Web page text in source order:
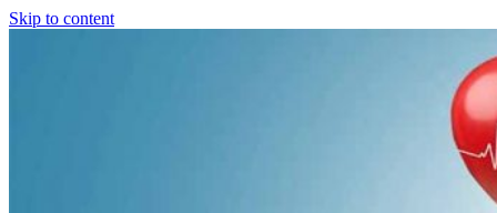
Skip to content